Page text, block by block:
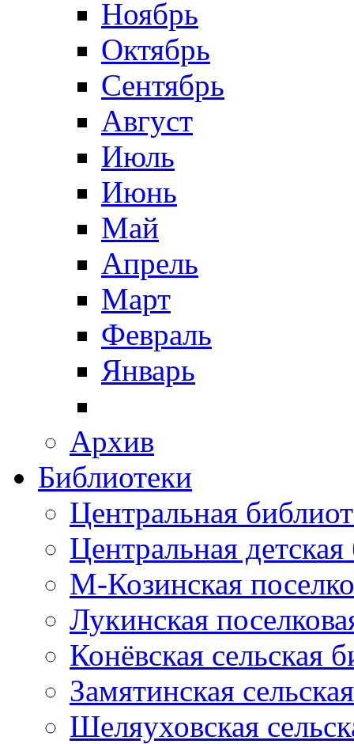
Ноябрь
Октябрь
Сентябрь
Август
Июль
Июнь
Май
Апрель
Март
Февраль
Январь
Архив
Библиотеки
Центральная
Центральная
М-Козинская
Лукинская
Конёвская сельская
Замятинская
Шеляуховская